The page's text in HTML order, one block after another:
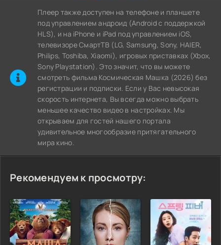
Плеер также доступен на телефоне и планшете
под управлением андроид (Android с поддержкой
HLS), и на iPhone и iPad под управлением iOS,
телевизоре СмартТВ (LG, Samsung, Sony, HAIER,
Philips, Toshiba, Xiaomi), игровых приставках (Xbox,
Sony Playstation). Это значит, что вы можете
cмотреть фильма Космическая Машка (2026) без
регистрации и подписки. Если у Вас невысокая
скорость интернета, Вы всегда можно выбрать
меньшее качество видео в настройках. Мы
открываем для гостей нашего портала
удивительное многообразие притягательного
мира кино.
Рекомендуем к просмотру: